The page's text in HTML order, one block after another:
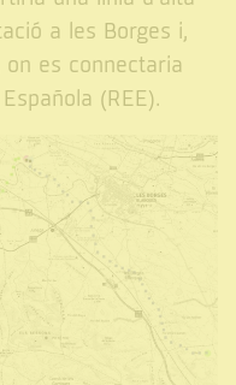
a les Borges i,
on es connectaria
(REE).